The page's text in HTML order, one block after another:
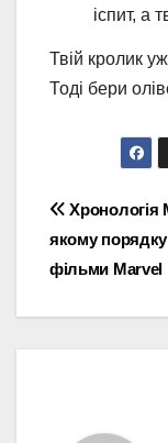
іспит, а
Твій кролик
Тоді бери
записів
Хронологія
якому
фільми Marvel